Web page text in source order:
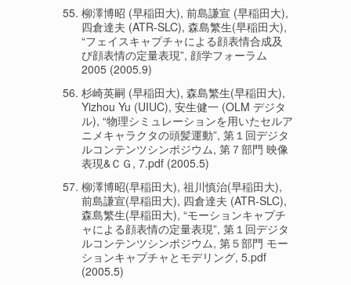
柳澤博昭 (早稲田大), 前島謙宣 (早稲田大),
四倉達夫 (ATR-SLC), 森島繁生(早稲田大),
“フェイスキャプチャによる顔表情合成及
び顔表情の定量表現”, 顔学フォーラム
2005 (2005.9)
杉崎英嗣 (早稲田大), 森島繁生(早稲田大),
Yizhou Yu (UIUC), 安生健一 (OLM デジタ
ル), “物理シミュレーションを用いたセルア
ニメキャラクタの頭髪運動”, 第１回デジタ
ルコンテンツシンポジウム, 第７部門 映像
表現&ＣＧ, 7.pdf (2005.5)
柳澤博昭(早稲田大), 祖川慎治(早稲田大),
前島謙宣(早稲田大), 四倉達夫 (ATR-SLC),
森島繁生(早稲田大), “モーションキャプチ
ャによる顔表情の定量表現”, 第１回デジタ
ルコンテンツシンポジウム, 第５部門 モー
ションキャプチャとモデリング, 5.pdf
(2005.5)